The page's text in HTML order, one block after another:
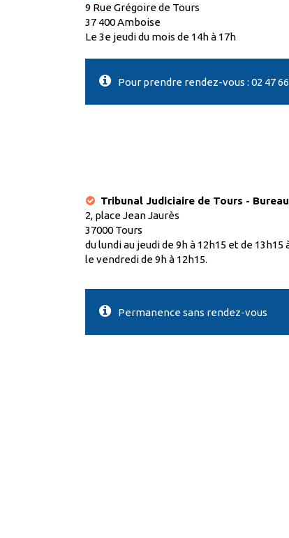
9 Rue Grégoire de Tours
37 400 Amboise
Le 3e jeudi du mois de 14h à 17h
Pour prendre rendez-vous : 02 47 66
Tribunal Judiciaire de Tours -
2, place Jean Jaurès
37000 Tours
du lundi au jeudi de 9h à 12h15 et de 13h15
le vendredi de 9h à 12h15.
Permanence sans rendez-vous